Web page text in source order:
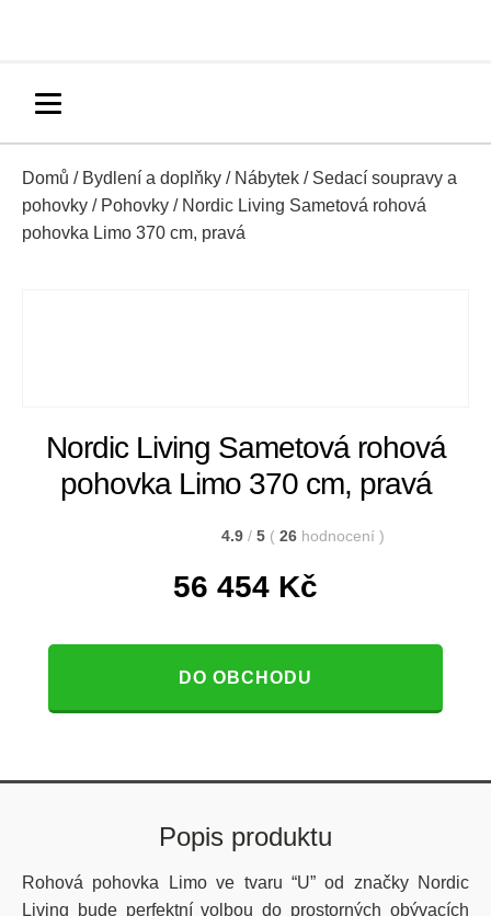
Domů / Bydlení a doplňky / Nábytek / Sedací soupravy a
pohovky / Pohovky / Nordic Living Sametová rohová
pohovka Limo 370 cm, pravá
Nordic Living Sametová rohová
pohovka Limo 370 cm, pravá
4.9 / 5 ( 26 hodnocení )
56 454 Kč
DO OBCHODU
Popis produktu
Rohová pohovka Limo ve tvaru “U” od značky Nordic
Living bude perfektní volbou do prostorných obývacích